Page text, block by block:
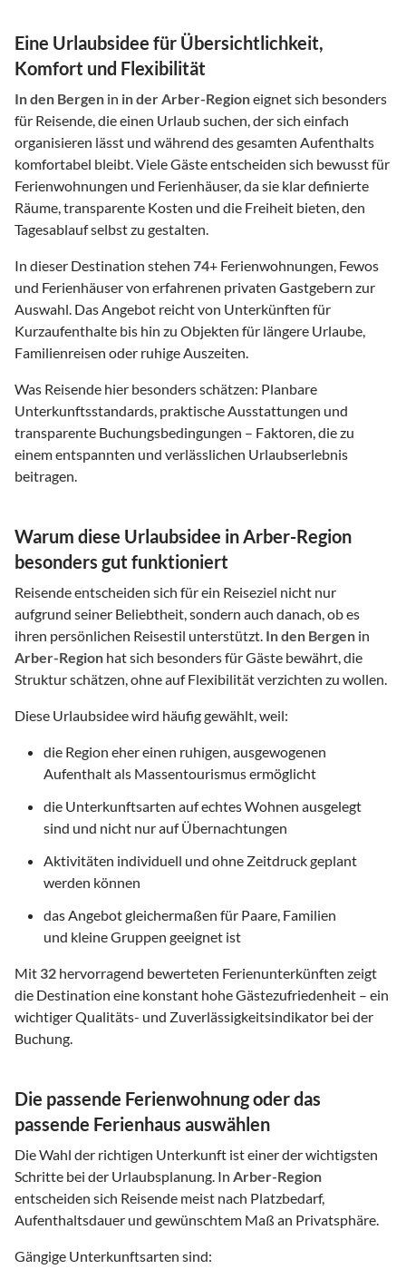
Eine Urlaubsidee für Übersichtlichkeit,
Komfort und Flexibilität
In den Bergen in in der Arber-Regioneignet sich besonders
für Reisende, die einen Urlaub suchen, der sich einfach
organisieren lässt und während des gesamten Aufenthalts
komfortabel bleibt. Viele Gäste entscheiden sich bewusst für
Ferienwohnungen und Ferienhäuser, da sie klar definierte
Räume, transparente Kosten und die Freiheit bieten, den
Tagesablauf selbst zu gestalten.
In dieser Destination stehen 74+ Ferienwohnungen, Fewos
und Ferienhäuser von erfahrenen privaten Gastgebern zur
Auswahl. Das Angebot reicht von Unterkünften für
Kurzaufenthalte bis hin zu Objekten für längere Urlaube,
Familienreisen oder ruhige Auszeiten.
Was Reisende hier besonders schätzen: Planbare
Unterkunftsstandards, praktische Ausstattungen und
transparente Buchungsbedingungen – Faktoren, die zu
einem entspannten und verlässlichen Urlaubserlebnis
beitragen.
Warum diese Urlaubsidee in Arber-Region
besonders gut funktioniert
Reisende entscheiden sich für ein Reiseziel nicht nur
aufgrund seiner Beliebtheit, sondern auch danach, ob es
ihren persönlichen Reisestil unterstützt. In den Bergen in
Arber-Region hat sich besonders für Gäste bewährt, die
Struktur schätzen, ohne auf Flexibilität verzichten zu wollen.
Diese Urlaubsidee wird häufig gewählt, weil:
die Region eher einen ruhigen, ausgewogenen
Aufenthalt als Massentourismus ermöglicht
die Unterkunftsarten auf echtes Wohnen ausgelegt
sind und nicht nur auf Übernachtungen
Aktivitäten individuell und ohne Zeitdruck geplant
werden können
das Angebot gleichermaßen für Paare, Familien
und kleine Gruppen geeignet ist
Mit 32 hervorragend bewerteten Ferienunterkünften zeigt
die Destination eine konstant hohe Gästezufriedenheit – ein
wichtiger Qualitäts- und Zuverlässigkeitsindikator bei der
Buchung.
Die passende Ferienwohnung oder das
passende Ferienhaus auswählen
Die Wahl der richtigen Unterkunft ist einer der wichtigsten
Schritte bei der Urlaubsplanung. In Arber-Region
entscheiden sich Reisende meist nach Platzbedarf,
Aufenthaltsdauer und gewünschtem Maß an Privatsphäre.
Gängige Unterkunftsarten sind: